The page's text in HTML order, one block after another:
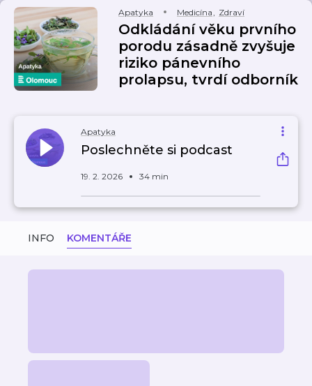
Apatyka Medicína, Zdraví
Odkládání věku prvního
porodu zásadně zvyšuje
riziko pánevního
prolapsu, tvrdí odborník
Apatyka
Poslechněte si podcast
19. 2. 2026 34 min
INFO KOMENTÁŘE